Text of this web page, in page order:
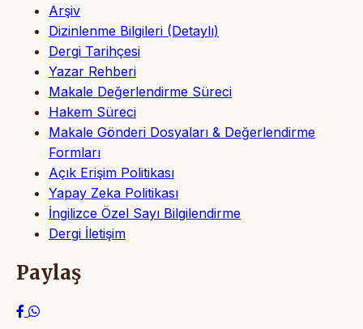
Arşiv
Dizinlenme Bilgileri (Detaylı)
Dergi Tarihçesi
Yazar Rehberi
Makale Değerlendirme Süreci
Hakem Süreci
Makale Gönderi Dosyaları & Değerlendirme
Formları
Açık Erişim Politikası
Yapay Zeka Politikası
İngilizce Özel Sayı Bilgilendirme
Dergi İletişim
Paylaş